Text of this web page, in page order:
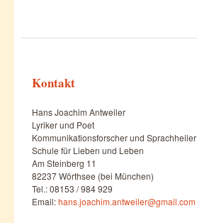
Kontakt
Hans Joachim Antweiler
Lyriker und Poet
Kommunikationsforscher und Sprachheiler
Schule für Lieben und Leben
Am Steinberg 11
82237 Wörthsee (bei München)
Tel.: 08153 / 984 929
Email:hans.joachim.antweiler@gmail.com